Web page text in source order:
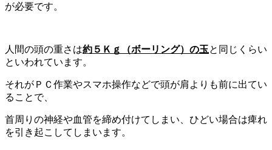
が必要です。
人間の頭の重さは約５Ｋｇ（ボーリング）の玉と同じくらい
といわれています。
それがＰＣ作業やスマホ操作などで頭が肩よりも前に出てい
ることで、
首周りの神経や血管を締め付けてしまい、ひどい場合は痺れ
を引き起こしてしまいます。